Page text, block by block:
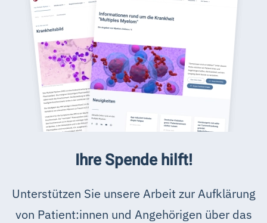
Ihre Spende hilft!
Unterstützen Sie unsere Arbeit zur Aufklärung
von Patient:innen und Angehörigen über das